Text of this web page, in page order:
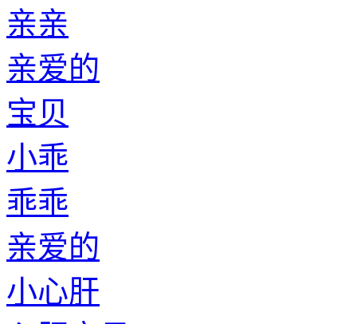
亲亲
亲爱的
宝贝
小乖
乖乖
亲爱的
小心肝